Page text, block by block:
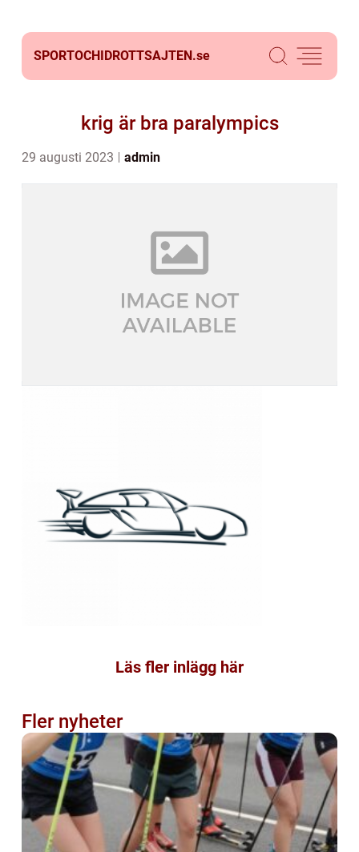
SPORTOCHIDROTTSAJTEN.se
krig är bra paralympics
29 augusti 2023 admin
Läs fler inlägg här
Fler nyheter